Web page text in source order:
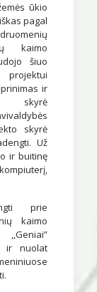
ūkio
pagal
kaimo
šiuo
ir
skyrė
skyrė
Už
ir buitinę
prie
kaimo
ir nuolat